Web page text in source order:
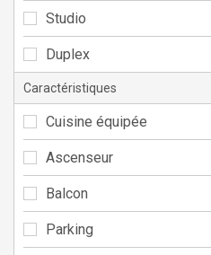
Studio
Duplex
Caractéristiques
Cuisine équipée
Ascenseur
Balcon
Parking